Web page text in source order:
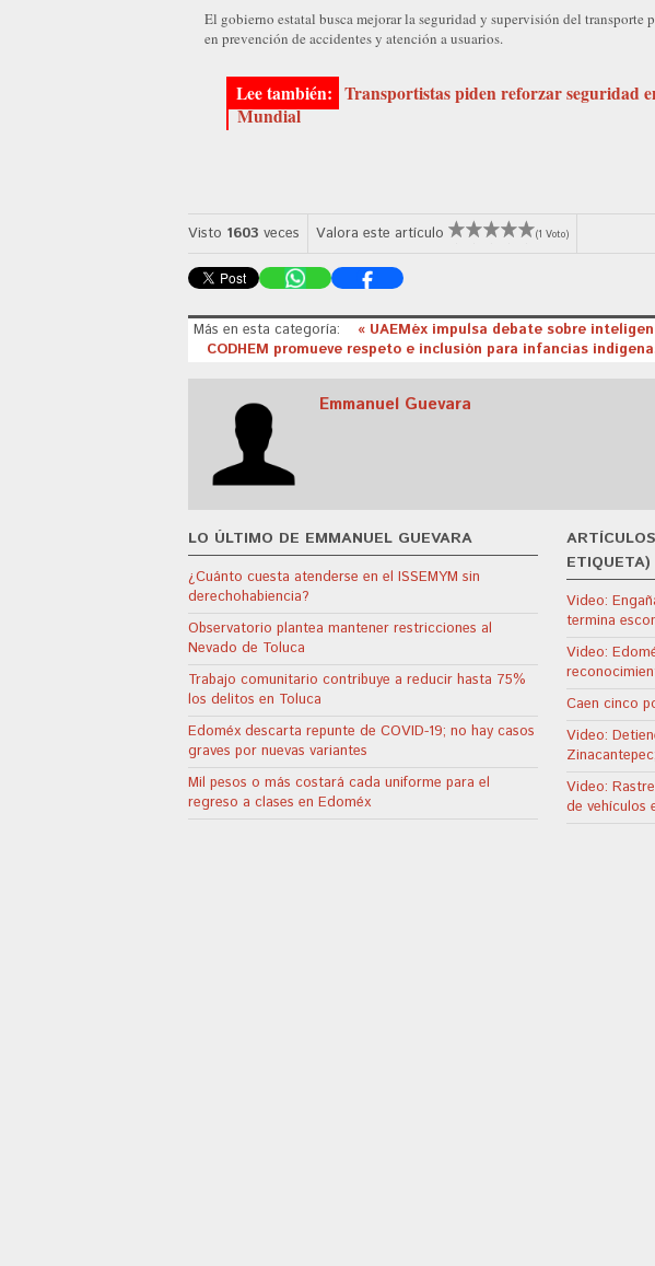
El gobierno estatal busca mejorar la seguridad y supervisión del transporte
en prevención de accidentes y atención a usuarios.
Transportistas piden reforzar seguridad
Mundial
Visto 1603 veces Valora este artículo (1 Voto)
Más en esta categoría:
« UAEMéx impulsa debate sobre
CODHEM promueve respeto e inclusión para infancias
Emmanuel Guevara
LO ÚLTIMO DE EMMANUEL GUEVARA
¿Cuánto cuesta atenderse en el ISSEMYM sin
derechohabiencia?
Observatorio plantea mantener restricciones al
Nevado de Toluca
Trabajo comunitario contribuye a reducir hasta 75%
los delitos en Toluca
Edoméx descarta repunte de COVID-19; no hay casos
graves por nuevas variantes
Mil pesos o más costará cada uniforme para el
regreso a clases en Edoméx
ETIQUETA)
Video:
termina
Video:
Caen cinco
Video:
Video:
de vehículos